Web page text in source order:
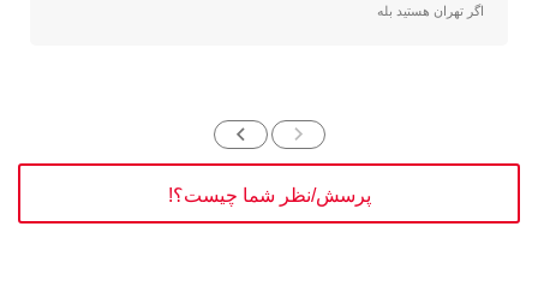
اگر تهران هستید بله
پرسش/نظر شما چیست؟!